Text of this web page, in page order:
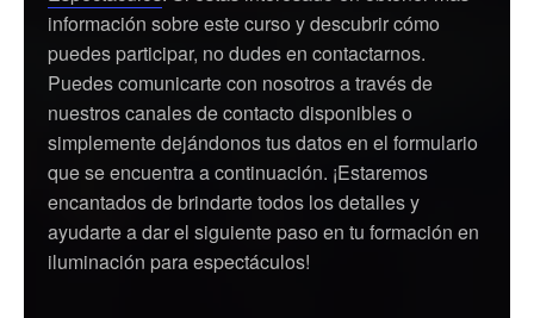
información sobre este curso y descubrir cómo
puedes participar, no dudes en contactarnos.
Puedes comunicarte con nosotros a través de
nuestros canales de contacto disponibles o
simplemente dejándonos tus datos en el formulario
que se encuentra a continuación. ¡Estaremos
encantados de brindarte todos los detalles y
ayudarte a dar el siguiente paso en tu formación en
iluminación para espectáculos!